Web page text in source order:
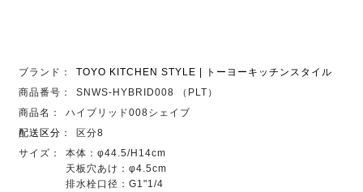
ブランド：
TOYO KITCHEN STYLE | トーヨーキッチンスタイル
商品番号：
SNWS-HYBRID008 （PLT）
商品名：
ハイブリッド008シェイブ
配送区分 ：
区分8
サイズ：
本体：φ44.5/H14cm
天板穴あけ：φ4.5cm
排水栓口径：G1"1/4